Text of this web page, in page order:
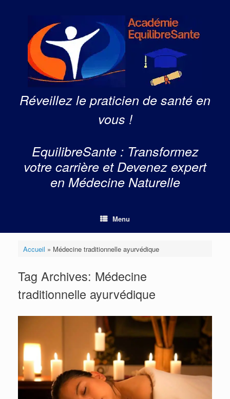
Réveillez le praticien de santé en
vous !
EquilibreSante : Transformez
votre carrière et Devenez expert
en Médecine Naturelle
Menu
Accueil » Médecine traditionnelle ayurvédique
Tag Archives: Médecine
traditionnelle ayurvédique